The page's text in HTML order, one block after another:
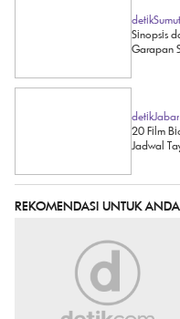
detikSumut
Sinopsis
Garapan
detikJabar
20 Film
Jadwal
REKOMENDASI UNTUK ANDA